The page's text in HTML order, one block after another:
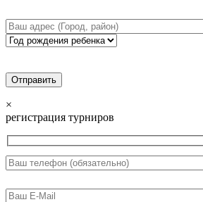
×
регистрация турниров